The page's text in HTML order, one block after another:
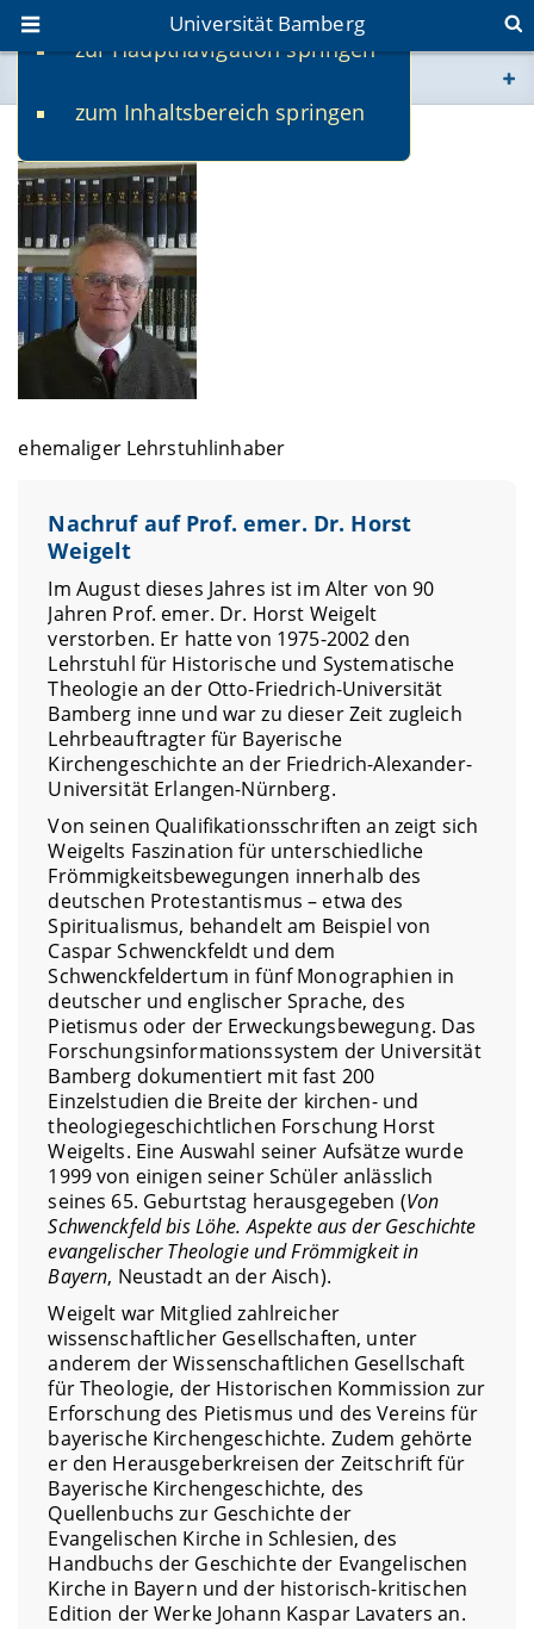
zur Hauptnavigation springen
zum Inhaltsbereich springen
Universität Bamberg
www.uni-bamberg.de
univis.uni-bamberg.de
fis.uni-bamberg.de
Prof. emeritus Dr. Horst Weigelt †
ehemaliger Lehrstuhlinhaber
Nachruf auf Prof. emer. Dr. Horst
Weigelt
Im August dieses Jahres ist im Alter von 90
Jahren Prof. emer. Dr. Horst Weigelt
verstorben. Er hatte von 1975-2002 den
Lehrstuhl für Historische und Systematische
Theologie an der Otto-Friedrich-Universität
Bamberg inne und war zu dieser Zeit zugleich
Lehrbeauftragter für Bayerische
Kirchengeschichte an der Friedrich-Alexander-
Universität Erlangen-Nürnberg.
Von seinen Qualifikationsschriften an zeigt sich
Weigelts Faszination für unterschiedliche
Frömmigkeitsbewegungen innerhalb des
deutschen Protestantismus – etwa des
Spiritualismus, behandelt am Beispiel von
Caspar Schwenckfeldt und dem
Schwenckfeldertum in fünf Monographien in
deutscher und englischer Sprache, des
Pietismus oder der Erweckungsbewegung. Das
Forschungsinformationssystem der Universität
Bamberg dokumentiert mit fast 200
Einzelstudien die Breite der kirchen- und
theologiegeschichtlichen Forschung Horst
Weigelts. Eine Auswahl seiner Aufsätze wurde
1999 von einigen seiner Schüler anlässlich
seines 65. Geburtstag herausgegeben (Von
Schwenckfeld bis Löhe. Aspekte aus der Geschichte
evangelischer Theologie und Frömmigkeit in
Bayern, Neustadt an der Aisch).
Weigelt war Mitglied zahlreicher
wissenschaftlicher Gesellschaften, unter
anderem der Wissenschaftlichen Gesellschaft
für Theologie, der Historischen Kommission zur
Erforschung des Pietismus und des Vereins für
bayerische Kirchengeschichte. Zudem gehörte
er den Herausgeberkreisen der Zeitschrift für
Bayerische Kirchengeschichte, des
Quellenbuchs zur Geschichte der
Evangelischen Kirche in Schlesien, des
Handbuchs der Geschichte der Evangelischen
Kirche in Bayern und der historisch-kritischen
Edition der Werke Johann Kaspar Lavaters an.